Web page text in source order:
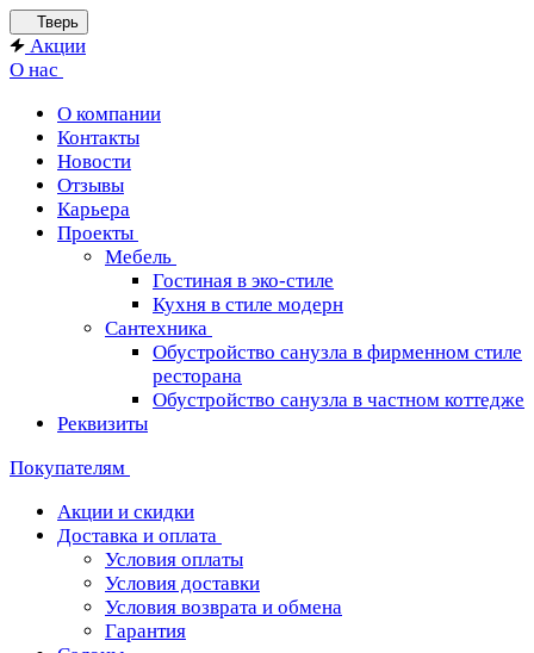
Тверь
Акции
О нас
О компании
Контакты
Новости
Отзывы
Карьера
Проекты
Мебель
Гостиная в эко-стиле
Кухня в стиле модерн
Сантехника
Обустройство санузла в фирменном стиле
ресторана
Обустройство санузла в частном коттедже
Реквизиты
Покупателям
Акции и скидки
Доставка и оплата
Условия оплаты
Условия доставки
Условия возврата и обмена
Гарантия